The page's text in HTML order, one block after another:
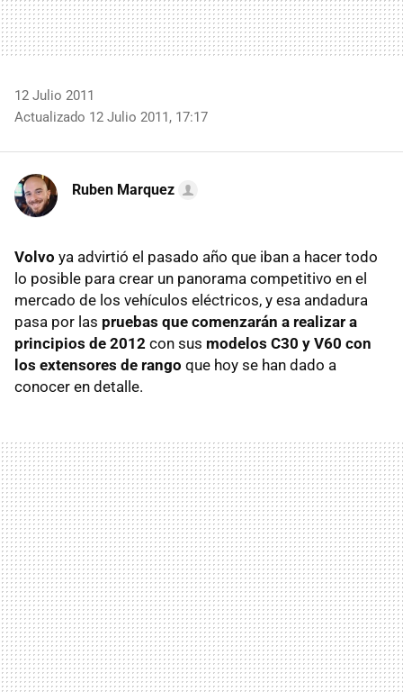
12 Julio 2011
Actualizado 12 Julio 2011, 17:17
Ruben Marquez
Volvo ya advirtió el pasado año que iban a hacer todo
lo posible para crear un panorama competitivo en el
mercado de los vehículos eléctricos, y esa andadura
pasa por las pruebas que comenzarán a realizar a
principios de 2012 con sus modelos C30 y V60 con
los extensores de rango que hoy se han dado a
conocer en detalle.